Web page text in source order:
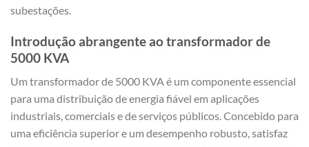
subestações.
Introdução abrangente ao transformador de
5000 KVA
Um transformador de 5000 KVA é um componente essencial
para uma distribuição de energia fiável em aplicações
industriais, comerciais e de serviços públicos. Concebido para
uma eficiência superior e um desempenho robusto, satisfaz